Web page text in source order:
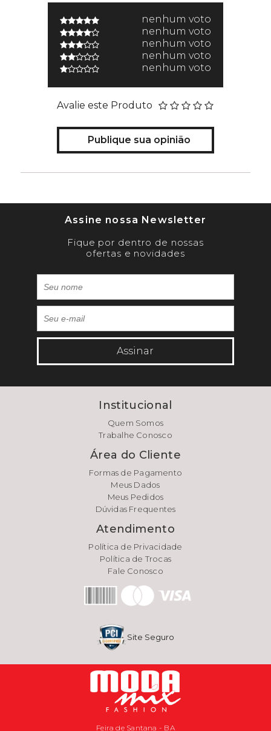
nenhum voto
nenhum voto
nenhum voto
nenhum voto
nenhum voto
Avalie este Produto
Publique sua opinião
Assine nossa Newsletter
Fique por dentro de nossas
ofertas e novidades
Assinar
Institucional
Quem Somos
Trabalhe Conosco
Área do Cliente
Formas de Pagamento
Meus Dados
Meus Pedidos
Dúvidas Frequentes
Atendimento
Política de Privacidade
Política de Trocas
Fale Conosco
Site Seguro
Feira de Santana - BA